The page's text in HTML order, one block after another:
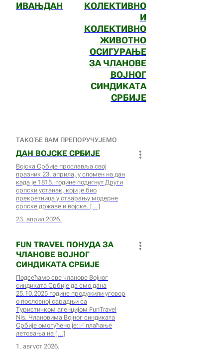
ИВАЊДАН
КОЛЕКТИВНО
И
КОЛЕКТИВНО
ЖИВОТНО
ОСИГУРАЊЕ
ЗА ЧЛАНОВЕ
ВОЈНОГ
СИНДИКАТА
СРБИЈЕ
ТАКОЂЕ ВАМ ПРЕПОРУЧУЈЕМО
ДАН ВОЈСКЕ СРБИЈЕ
Војска Србије прославља свој
празник 23. априла, у спомен на дан
када је 1815. године подигнут Други
српски устанак, који је био
прекретница у стварању модерне
српске државе и војске.
23. април 2026.
FUN TRAVEL ПОНУДА ЗА
ЧЛАНОВЕ ВОЈНОГ
СИНДИКАТА СРБИЈЕ
Подсећамо све чланове Војног
синдиката Србије да смо дана
25.10.2025 године продужили уговор
о пословној сарадњи са
Туристичком агенцијом FunTravel
Nis. Члановима Војног синдиката
Србије омогућено је:✅ плаћање
летовања на
1. август 2026.